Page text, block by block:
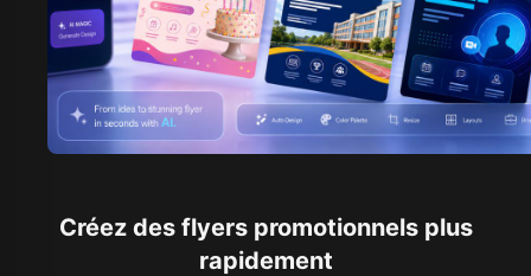
Créez des flyers promotionnels plus
rapidement